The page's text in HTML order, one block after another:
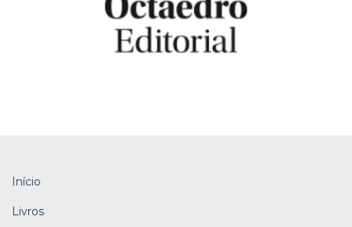
Início
Livros